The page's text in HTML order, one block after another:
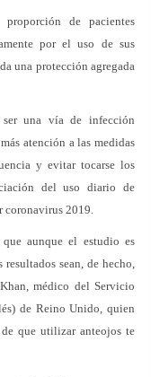
de pacientes
por el uso de sus
una protección agregada
una vía de infección
atención a las medidas
y evitar tocarse los
del uso diario de
coronavirus 2019.
aunque el estudio es
sean, de hecho,
médico del Servicio
de Reino Unido, quien
que utilizar anteojos te